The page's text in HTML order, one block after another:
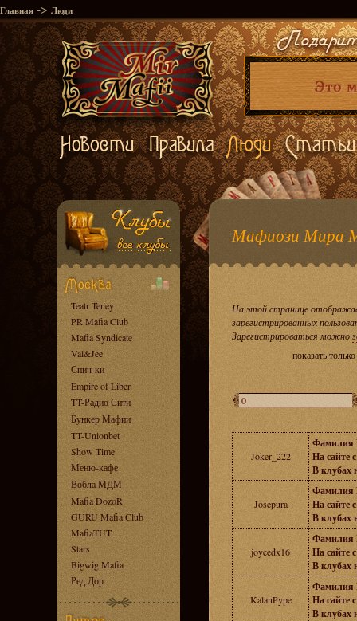
Главная -> Люди
Teatr Teney
PR Mafia Club
Mafia Syndicate
Val&Jee
Спич-ки
Empire of Liber
TT-Радио Сити
Бункер Мафии
TT-Unionbet
Show Time
Меню-кафе
Вобла МДМ
Mafia DozoR
GURU Mafia Club
MafiaTUT
Stars
Bigwig Mafia
Ред Дор
Мафиози Мира
На этой странице
зарегистрированных
Зарегистрироваться можно
показать
Joker_222
Фамилия
На сайте
В клубах
Josepura
Фамилия
На сайте
В клубах
joycedx16
Фамилия
На сайте
В клубах
KalanPype
Фамилия
На сайте
В клубах